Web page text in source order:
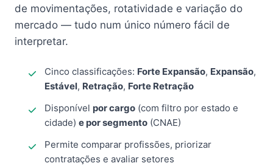
de movimentações, rotatividade e variação do
mercado — tudo num único número fácil de
interpretar.
Cinco classificações: Forte Expansão, Expansão,
Estável, Retração, Forte Retração
Disponível por cargo (com filtro por estado e
cidade) e por segmento (CNAE)
Permite comparar profissões, priorizar
contratações e avaliar setores